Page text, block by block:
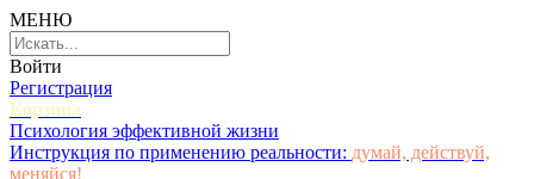
МЕНЮ
Войти
Регистрация
Корзина
Психология эффективной жизни
Инструкция по применению реальности: думай, действуй,
меняйся!